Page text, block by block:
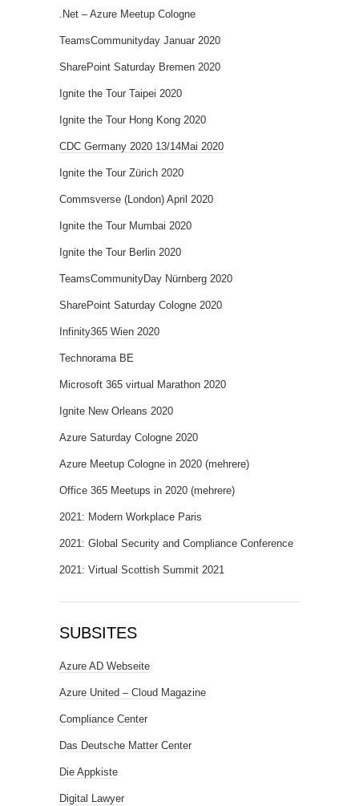
.Net – Azure Meetup Cologne
TeamsCommunityday Januar 2020
SharePoint Saturday Bremen 2020
Ignite the Tour Taipei 2020
Ignite the Tour Hong Kong 2020
CDC Germany 2020 13/14Mai 2020
Ignite the Tour Zürich 2020
Commsverse (London) April 2020
Ignite the Tour Mumbai 2020
Ignite the Tour Berlin 2020
TeamsCommunityDay Nürnberg 2020
SharePoint Saturday Cologne 2020
Infinity365 Wien 2020
Technorama BE
Microsoft 365 virtual Marathon 2020
Ignite New Orleans 2020
Azure Saturday Cologne 2020
Azure Meetup Cologne in 2020 (mehrere)
Office 365 Meetups in 2020 (mehrere)
2021: Modern Workplace Paris
2021: Global Security and Compliance Conference
2021: Virtual Scottish Summit 2021
SUBSITES
Azure AD Webseite
Azure United – Cloud Magazine
Compliance Center
Das Deutsche Matter Center
Die Appkiste
Digital Lawyer